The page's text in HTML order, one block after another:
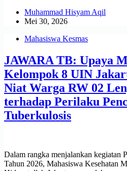
Muhammad Hisyam Aqil
Mei 30, 2026
Mahasiswa Kesmas
JAWARA TB: Upaya
Kelompok 8 UIN
Niat Warga RW 02
terhadap Perilaku
Tuberkulosis
Dalam rangka menjalankan kegiatan
Tahun 2026, Mahasiswa Kesehatan